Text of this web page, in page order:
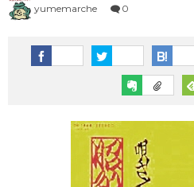
yumemarche 0
シングルTOP100
1992年（平成4年）
シングルTOP100
1987年（昭和62年）ヒット曲ランキング
1986年（昭和61年）ヒット曲ランキング
1985年（昭和60年）プレイバック
1984年（昭和59年）プレイバック
1983年（昭和58年）プレイバック
1977年（昭和52年）プレイバック
1976年（昭和51年）プレイバック
1975年（昭和50年）ヒット曲ランキング
1974年（昭和49年）ヒット曲ランキング
1973年（昭和48年）ヒット曲ランキング
気になる女性演歌歌手（2018 PART-3）
気になる女性演歌歌手（2018 PART-2）
ジャニーズ